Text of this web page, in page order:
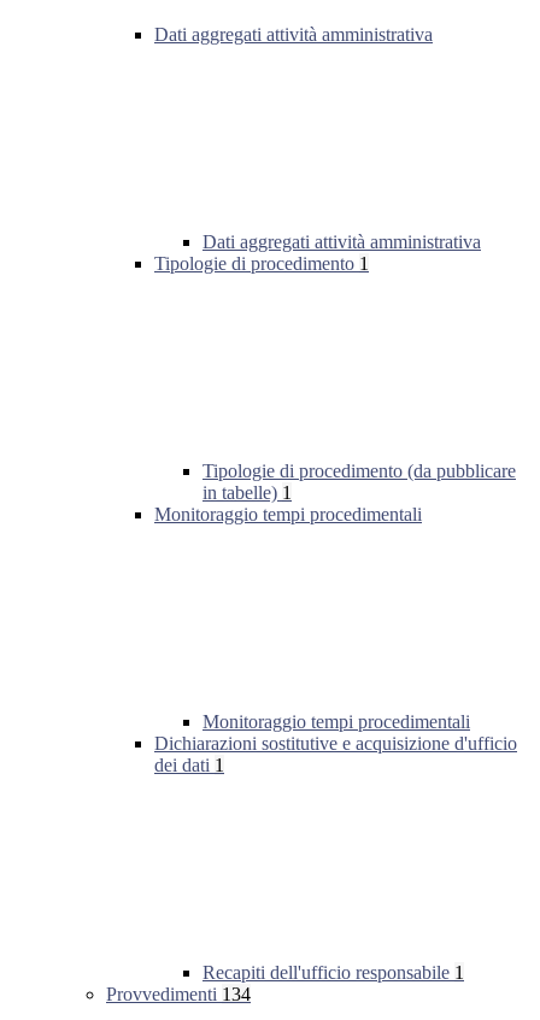
Dati aggregati attività amministrativa
Dati aggregati attività amministrativa
Tipologie di procedimento 1
Tipologie di procedimento (da pubblicare
in tabelle) 1
Monitoraggio tempi procedimentali
Monitoraggio tempi procedimentali
Dichiarazioni sostitutive e acquisizione d'ufficio
dei dati 1
Recapiti dell'ufficio responsabile 1
Provvedimenti 134